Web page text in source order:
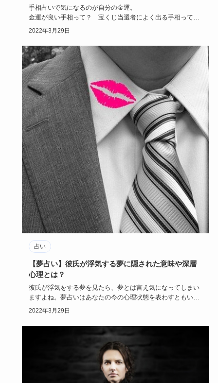
手相占いで気になるのが自分の金運。
金運が良い手相って？ 宝くじ当選者によく出る手相って？
今回は手相占いで金運が良い…
2022年3月29日
占い
【夢占い】彼氏が浮気する夢に隠された意味や深層
心理とは？
彼氏が浮気をする夢を見たら、夢とは言え気になってしまい
ますよね。夢占いはあなたの今の心理状態を表わすともいい
ます。今回は彼…
2022年3月29日